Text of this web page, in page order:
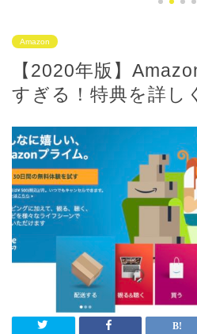
Amazon
【2020年版】
すぎる！特典を詳し